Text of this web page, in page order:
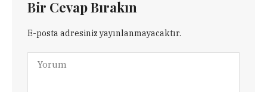
Bir Cevap Bırakın
E-posta adresiniz yayınlanmayacaktır.